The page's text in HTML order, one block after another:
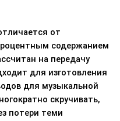
от
содержанием
на передачу
для изготовления
для музыкальной
скручивать,
потери теми